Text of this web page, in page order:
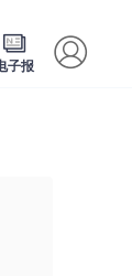
子报